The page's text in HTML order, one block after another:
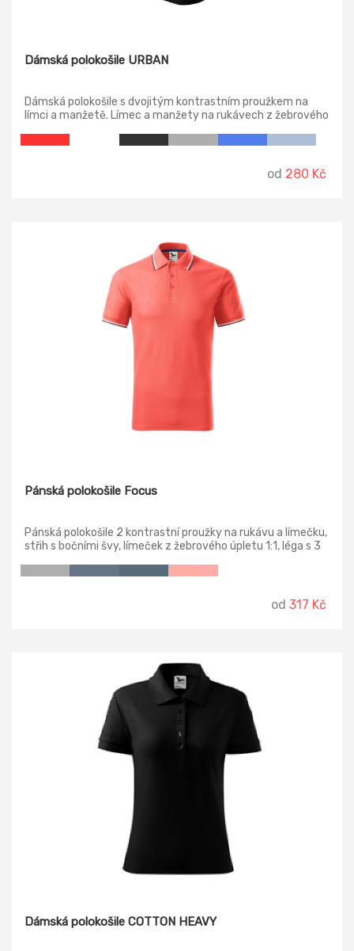
Dámská polokošile URBAN
Dámská polokošile s dvojitým kontrastním proužkem na
límci a manžetě. Límec a manžety na rukávech z žebrového
od 280 Kč
Pánská polokošile Focus
Pánská polokošile 2 kontrastní proužky na rukávu a límečku,
střih s bočními švy, límeček z žebrového úpletu 1:1, léga s 3
od 317 Kč
Dámská polokošile COTTON HEAVY